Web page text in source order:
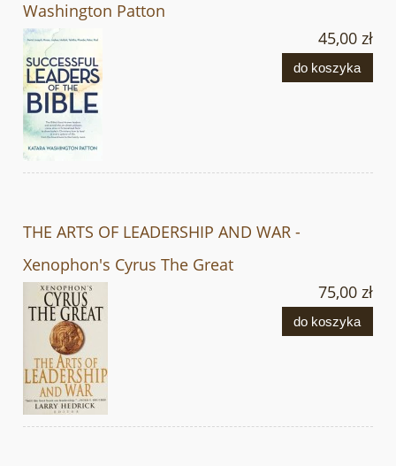
Washington Patton
45,00 zł
do koszyka
THE ARTS OF LEADERSHIP AND WAR -
Xenophon's Cyrus The Great
75,00 zł
do koszyka